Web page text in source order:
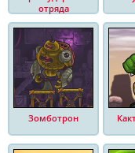
отряда
Зомботрон